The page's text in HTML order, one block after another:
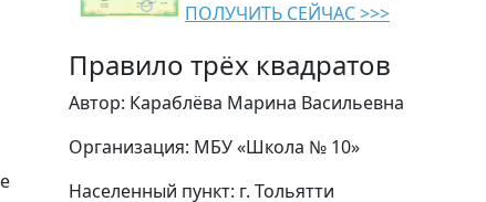
ПОЛУЧИТЬ СЕЙЧАС >>>
Правило трёх квадратов
Автор: Караблёва Марина Васильевна
Организация: МБУ «Школа № 10»
Населенный пункт: г. Тольятти